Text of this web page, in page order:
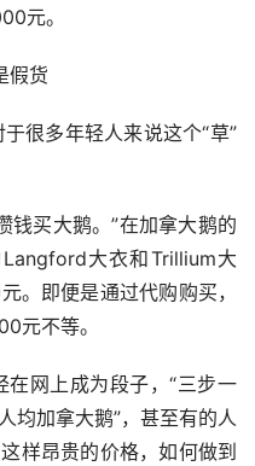
元。
假货
很多年轻人来说这个“草”
钱买大鹅。”在加拿大鹅的
大衣和Trillium大
。即便是通过代购购买，
元不等。
网上成为段子，“三步一
均加拿大鹅”，甚至有的人
样昂贵的价格，如何做到